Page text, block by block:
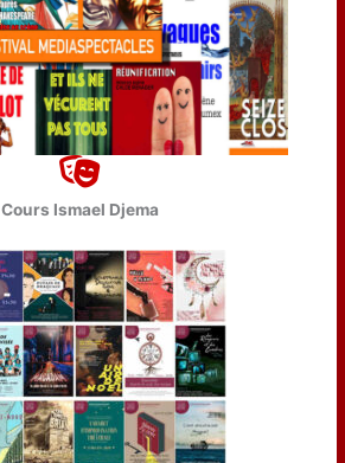
Cours Ismael Djema